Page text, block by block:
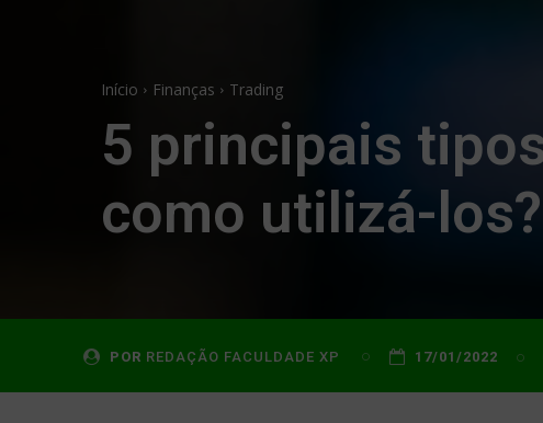
Início Finanças Trading
5 principais
como utilizá-los?
POR REDAÇÃO FACULDADE XP 17/01/2022